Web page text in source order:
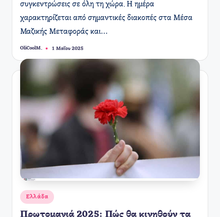
συγκεντρώσεις σε όλη τη χώρα. Η ημέρα
χαρακτηρίζεται από σημαντικές διακοπές στα Μέσα
Μαζικής Μεταφοράς και…
Συγγραφέας:
OliCoolM. 1 Μαΐου 2025
Αναρτήθηκε
Ελλάδα
Πρωτομαγιά 2025: Πώς θα κινηθούν τα